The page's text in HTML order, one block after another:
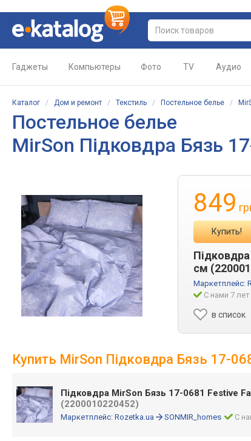
Гаджеты Компьютеры Фото TV Аудио
Каталог / Дом и ремонт / Текстиль / Постельное белье /
Постельное белье
MirSon Підковдра Бязь
849
Купить!
см
Маркетплейс:
С нами 7 лет
в список
Купить MirSon Підковдра Бязь 17-
Підковдра MirSon Бязь 17-0681 Festive
(2200010220452)
Маркетплейс: Rozetka.ua SONMIR_homes С